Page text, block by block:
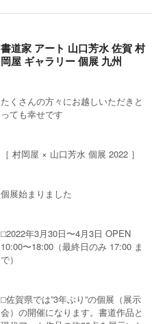
書道家 アート 山口芳水 佐賀 村
岡屋 ギャラリー 個展 九州
たくさんの方々にお越しいただきと
っても幸せです
［ 村岡屋 × 山口芳水 個展 2022 ］
個展始まりました
⬜︎2022年3月30日〜4月3日 OPEN
10:00〜18:00（最終日のみ 17:00 ま
で）
⬜︎佐賀県では”3年ぶり”の個展（展示
会）の開催になります。書道作品と